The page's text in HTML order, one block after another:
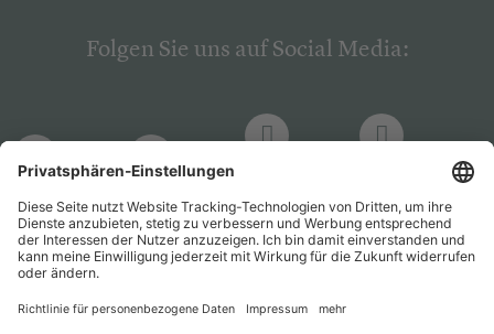
Folgen Sie uns auf Social Media:
PsychJOB PsychJOB
Hogrefe
Verlag
Hogrefe
Verlag